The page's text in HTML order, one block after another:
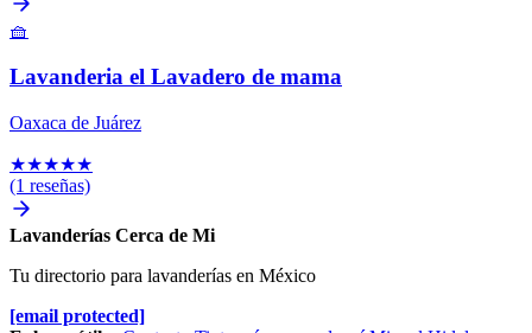
🧺
Lavanderia el Lavadero de mama
Oaxaca de Juárez
★★★★★
(1 reseñas)
Lavanderías Cerca de Mi
Tu directorio para lavanderías en México
[email protected]